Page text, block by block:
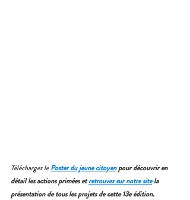
Téléchargez le Poster du jeune citoyen pour découvrir en
détail les actions primées et retrouvez sur notre site la
présentation de tous les projets de cette 13e édition.